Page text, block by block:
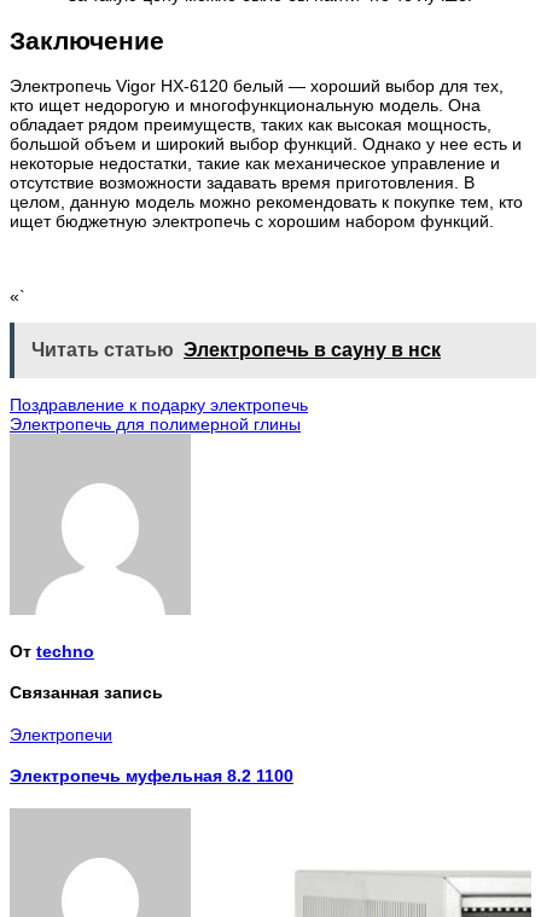
Заключение
Электропечь Vigor HX-6120 белый — хороший выбор для тех,
кто ищет недорогую и многофункциональную модель. Она
обладает рядом преимуществ, таких как высокая мощность,
большой объем и широкий выбор функций. Однако у нее есть и
некоторые недостатки, такие как механическое управление и
отсутствие возможности задавать время приготовления. В
целом, данную модель можно рекомендовать к покупке тем, кто
ищет бюджетную электропечь с хорошим набором функций.
«`
Читать статью Электропечь в сауну в нск
Навигация
по
Поздравление к подарку электропечь
Электропечь для полимерной глины
От techno
Связанная запись
Электропечи
Электропечь муфельная 8.2 1100